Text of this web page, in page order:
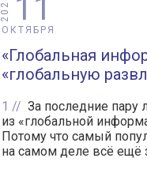
11
ОКТЯБРЯ
2025
«Глобальная
«глобальную
1
За последние пару
из «глобальной
Потому что самый
на самом деле всё ещё